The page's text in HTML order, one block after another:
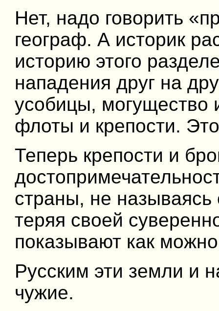
Нет, надо говорить
географ. А историк
историю этого
нападения друг на
усобицы, могущество
флоты и крепости.
Теперь крепости и
страны, не
теряя своей
показывают как
Русским эти земли и
чужие.